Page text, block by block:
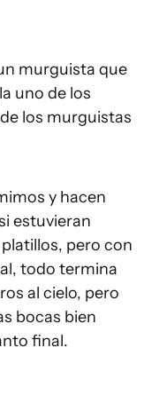
murguista que
uno de los
los murguistas
y hacen
estuvieran
pero con
todo termina
al cielo, pero
bocas bien
final.